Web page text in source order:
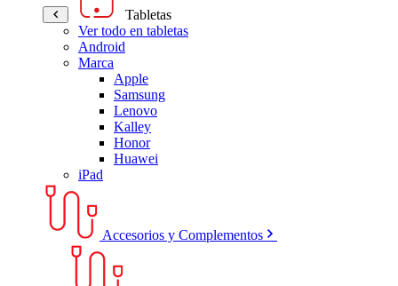
Tabletas
Ver todo en tabletas
Android
Marca
Apple
Samsung
Lenovo
Kalley
Honor
Huawei
iPad
Accesorios y Complementos